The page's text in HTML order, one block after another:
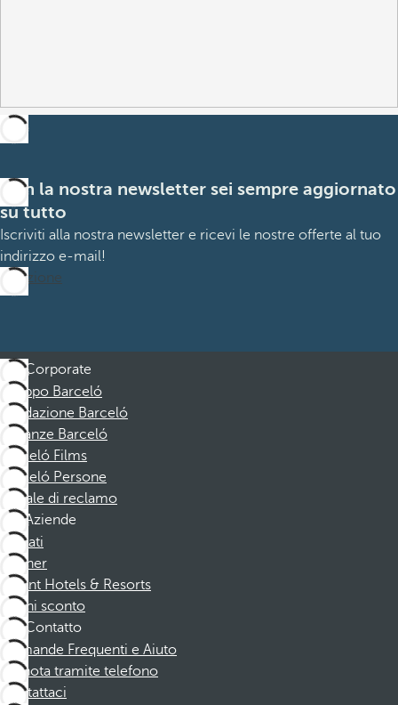
Con la nostra newsletter sei sempre aggiornato
su tutto
Iscriviti alla nostra newsletter e ricevi le nostre offerte al tuo
indirizzo e-mail!
Iscrizione
Corporate
Gruppo Barceló
Fondazione Barceló
Vacanze Barceló
Barceló Films
Barceló Persone
Canale di reclamo
Aziende
Affiliati
Partner
Dorint Hotels & Resorts
Buoni sconto
Contatto
Domande Frequenti e Aiuto
Prenota tramite telefono
Contattaci